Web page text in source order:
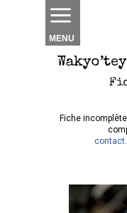
MENU
Fiche